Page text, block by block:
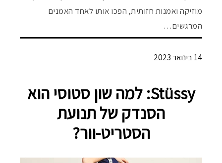
מוזיקה ואמנות חזותית, הפכו אותו לאחד האמנים
המרגשים…
14 בינואר 2023
Stüssy: למה שון סטוסי הוא
הסנדק של תנועת
הסטריט-וור?